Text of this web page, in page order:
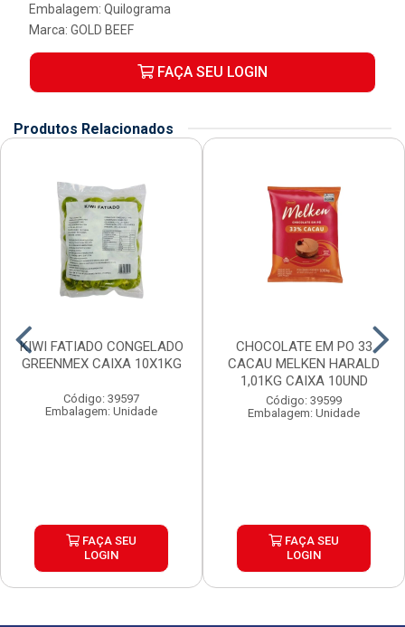
Embalagem: Quilograma
Marca: GOLD BEEF
FAÇA SEU LOGIN
Produtos Relacionados
KIWI FATIADO CONGELADO
GREENMEX CAIXA 10X1KG
Código: 39597
Embalagem: Unidade
FAÇA SEU
LOGIN
CHOCOLATE EM PO 33
CACAU MELKEN HARALD
1,01KG CAIXA 10UND
Código: 39599
Embalagem: Unidade
FAÇA SEU
LOGIN